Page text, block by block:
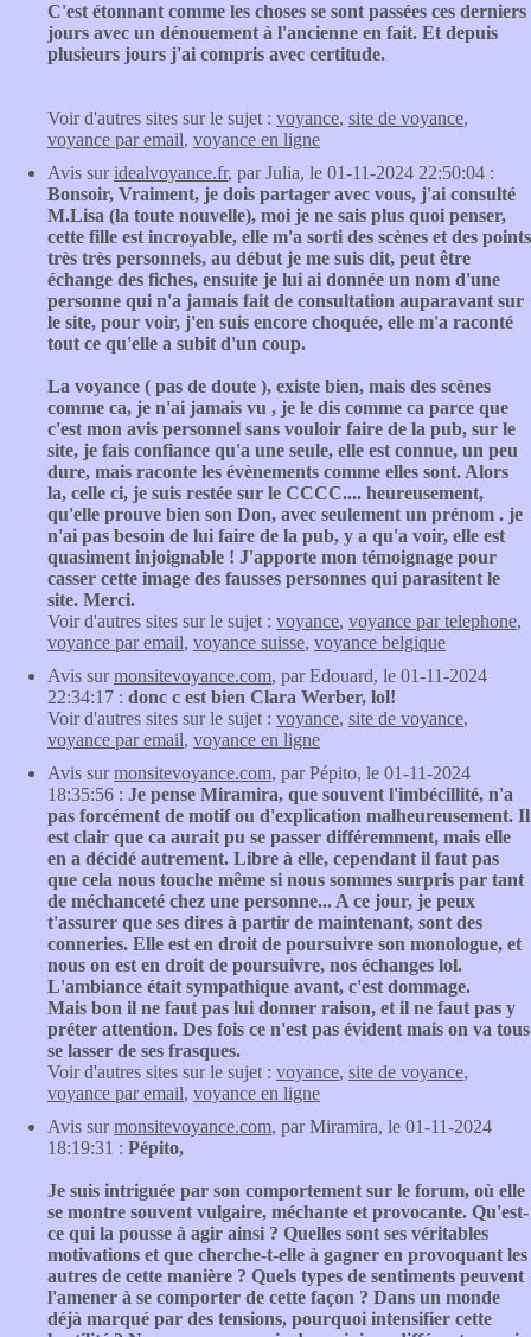
C'est étonnant comme les choses se sont passées ces derniers
jours avec un dénouement à l'ancienne en fait. Et depuis
plusieurs jours j'ai compris avec certitude.
Voir d'autres sites sur le sujet : voyance, site de voyance,
voyance par email, voyance en ligne
Avis suridealvoyance.fr, par Julia, le 01-11-2024 22:50:04 :
Bonsoir, Vraiment, je dois partager avec vous, j'ai consulté
M.Lisa (la toute nouvelle), moi je ne sais plus quoi penser,
cette fille est incroyable, elle m'a sorti des scènes et des points
très très personnels, au début je me suis dit, peut être
échange des fiches, ensuite je lui ai donnée un nom d'une
personne qui n'a jamais fait de consultation auparavant sur
le site, pour voir, j'en suis encore choquée, elle m'a raconté
tout ce qu'elle a subit d'un coup.
La voyance ( pas de doute ), existe bien, mais des scènes
comme ca, je n'ai jamais vu , je le dis comme ca parce que
c'est mon avis personnel sans vouloir faire de la pub, sur le
site, je fais confiance qu'a une seule, elle est connue, un peu
dure, mais raconte les évènements comme elles sont. Alors
la, celle ci, je suis restée sur le CCCC.... heureusement,
qu'elle prouve bien son Don, avec seulement un prénom . je
n'ai pas besoin de lui faire de la pub, y a qu'a voir, elle est
quasiment injoignable ! J'apporte mon témoignage pour
casser cette image des fausses personnes qui parasitent le
site. Merci.
Voir d'autres sites sur le sujet : voyance, voyance par telephone,
voyance par email, voyance suisse, voyance belgique
Avis surmonsitevoyance.com, par Edouard, le 01-11-2024
22:34:17 : donc c est bien Clara Werber, lol!
Voir d'autres sites sur le sujet : voyance, site de voyance,
voyance par email, voyance en ligne
Avis surmonsitevoyance.com, par Pépito, le 01-11-2024
18:35:56 : Je pense Miramira, que souvent l'imbécillité, n'a
pas forcément de motif ou d'explication malheureusement. Il
est clair que ca aurait pu se passer différemment, mais elle
en a décidé autrement. Libre à elle, cependant il faut pas
que cela nous touche même si nous sommes surpris par tant
de méchanceté chez une personne... A ce jour, je peux
t'assurer que ses dires à partir de maintenant, sont des
conneries. Elle est en droit de poursuivre son monologue, et
nous on est en droit de poursuivre, nos échanges lol.
L'ambiance était sympathique avant, c'est dommage.
Mais bon il ne faut pas lui donner raison, et il ne faut pas y
préter attention. Des fois ce n'est pas évident mais on va tous
se lasser de ses frasques.
Voir d'autres sites sur le sujet : voyance, site de voyance,
voyance par email, voyance en ligne
Avis surmonsitevoyance.com, par Miramira, le 01-11-2024
18:19:31 : Pépito,
Je suis intriguée par son comportement sur le forum, où elle
se montre souvent vulgaire, méchante et provocante. Qu'est-
ce qui la pousse à agir ainsi ? Quelles sont ses véritables
motivations et que cherche-t-elle à gagner en provoquant les
autres de cette manière ? Quels types de sentiments peuvent
l'amener à se comporter de cette façon ? Dans un monde
déjà marqué par des tensions, pourquoi intensifier cette